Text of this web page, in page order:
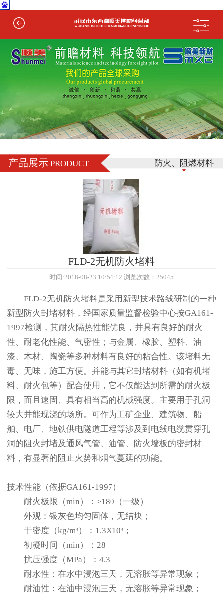
产品展示PRODUCT 防火、阻燃材料
FLD-2无机防火堵料
时间:2018-08-23 10:54:12 浏览次数：25045
FLD-2无机防火堵料是采用新型技术路线研制的一种
新型防火封堵材料，经国家质量监督检验中心按GA161-
1997检测，其耐火隔热性能优良，并具有良好的耐火
性、耐老化性能、气密性；与金属、橡胶、塑料、油
漆、木材、陶瓷等多种材料有良好的粘合性。该堵料无
毒、无味，施工方便。并能与其它封堵材料（如有机堵
料、耐火包等）配合使用，它不仅能达到所需的耐火极
限，而且速固、具有相当高的机械强度。主要用于孔洞
较大并能现浇的场所。可作为工矿企业、建筑物、船
舶、电厂、地铁供电隧道工程等涉及到电线电缆贯穿孔
洞的阻火封堵及通风气管、油管、防火墙板的密封材
料，有显著的阻止火势和烟气蔓延的功能。
技术性能（依据GA161-1997）
耐火极限（min）：≥180（一级）
外观：银灰色均匀固体，无结块；
干密度（kg/m³）：1.3X10³；
初凝时间（min）：28
抗压强度（MPa）：4.3
耐水性：在水中浸泡三天，无溶胀等异常现象；
耐油性：在油中浸泡三天，无溶胀等异常现象；